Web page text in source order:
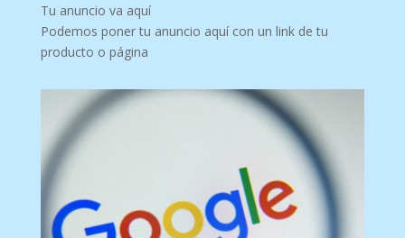
Tu anuncio va aquí
Podemos poner tu anuncio aquí con un link de tu
producto o página